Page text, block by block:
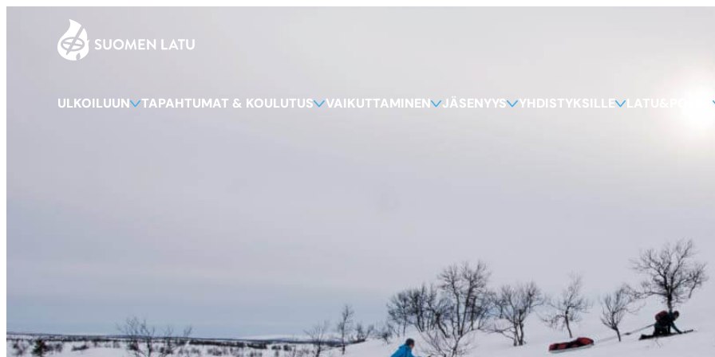
suoraan
Suomen Latu
ULKOILUUN TAPAHTUMAT & KOULUTUS VAIKUTTAMINEN JÄSENYYS YHDISTYKSILLE LATU&POLKU